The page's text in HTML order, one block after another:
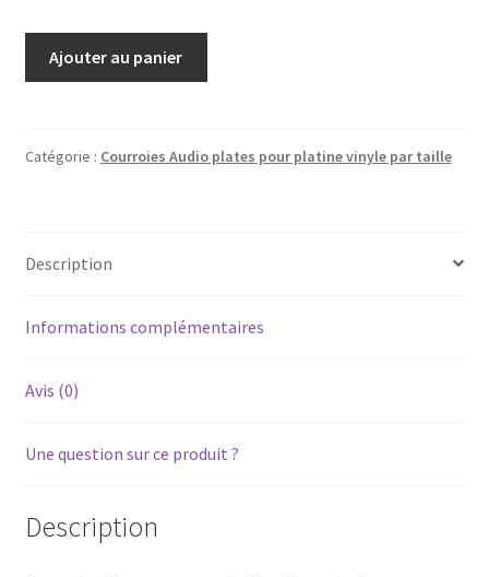
pour
147mm
462mm,
Ajouter au panier
Catégorie : Courroies Audio plates pour platine vinyle par taille
Description
Informations complémentaires
Avis (0)
Une question sur ce produit ?
Description